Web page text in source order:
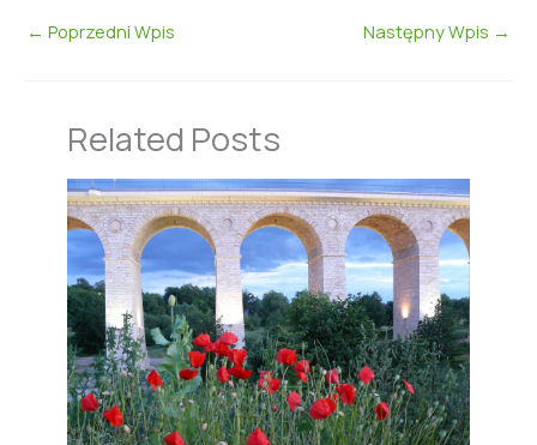
← Poprzedni Wpis Następny Wpis →
Related Posts